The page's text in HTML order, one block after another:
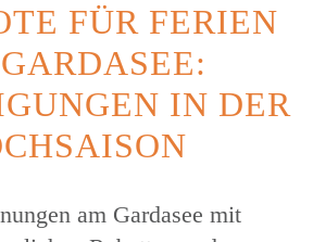
FÜR FERIEN
IN DER H
am Gardasee mit